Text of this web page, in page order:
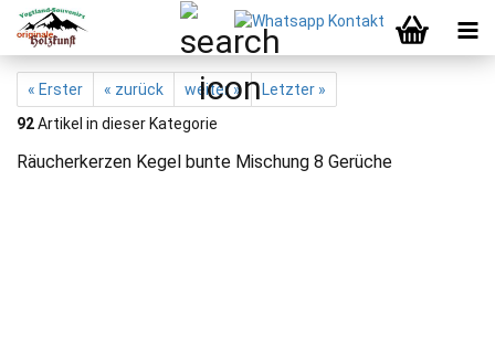
« Erster « zurück weiter »
Letzter »
92Artikel in dieser Kategorie
Räucherkerzen Kegel bunte Mischung 8 Gerüche